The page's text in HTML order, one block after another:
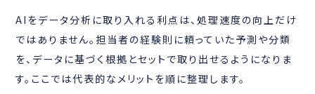
AIをデータ分析に取り入れる利点は、処理速度の向上だけ
ではありません。担当者の経験則に頼っていた予測や分類
を、データに基づく根拠とセットで取り出せるようになりま
す。ここでは代表的なメリットを順に整理します。